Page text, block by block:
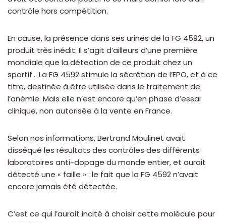
contrôle hors compétition.
En cause, la présence dans ses urines de la FG 4592, un
produit très inédit. Il s’agit d’ailleurs d’une première
mondiale que la détection de ce produit chez un
sportif… La FG 4592 stimule la sécrétion de l’EPO, et à ce
titre, destinée à être utilisée dans le traitement de
l’anémie. Mais elle n’est encore qu’en phase d’essai
clinique, non autorisée à la vente en France.
Selon nos informations, Bertrand Moulinet avait
disséqué les résultats des contrôles des différents
laboratoires anti-dopage du monde entier, et aurait
détecté une « faille » : le fait que la FG 4592 n’avait
encore jamais été détectée.
C’est ce qui l’aurait incité à choisir cette molécule pour